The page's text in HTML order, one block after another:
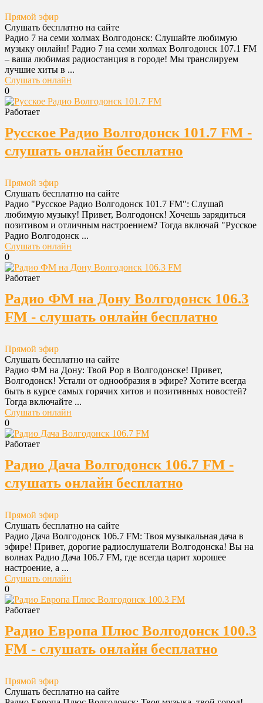
Прямой эфир
Слушать бесплатно на сайте
Радио 7 на семи холмах Волгодонск: Слушайте любимую
музыку онлайн! Радио 7 на семи холмах Волгодонск 107.1 FM
– ваша любимая радиостанция в городе! Мы транслируем
лучшие хиты в ...
Слушать онлайн
0
Работает
Русское Радио Волгодонск 101.7 FM -
слушать онлайн бесплатно
Прямой эфир
Слушать бесплатно на сайте
Радио "Русское Радио Волгодонск 101.7 FM": Слушай
любимую музыку! Привет, Волгодонск! Хочешь зарядиться
позитивом и отличным настроением? Тогда включай "Русское
Радио Волгодонск ...
Слушать онлайн
0
Работает
Радио ФМ на Дону Волгодонск 106.3
FM - слушать онлайн бесплатно
Прямой эфир
Слушать бесплатно на сайте
Радио ФМ на Дону: Твой Pop в Волгодонске! Привет,
Волгодонск! Устали от однообразия в эфире? Хотите всегда
быть в курсе самых горячих хитов и позитивных новостей?
Тогда включайте ...
Слушать онлайн
0
Работает
Радио Дача Волгодонск 106.7 FM -
слушать онлайн бесплатно
Прямой эфир
Слушать бесплатно на сайте
Радио Дача Волгодонск 106.7 FM: Твоя музыкальная дача в
эфире! Привет, дорогие радиослушатели Волгодонска! Вы на
волнах Радио Дача 106.7 FM, где всегда царит хорошее
настроение, а ...
Слушать онлайн
0
Работает
Радио Европа Плюс Волгодонск 100.3
FM - слушать онлайн бесплатно
Прямой эфир
Слушать бесплатно на сайте